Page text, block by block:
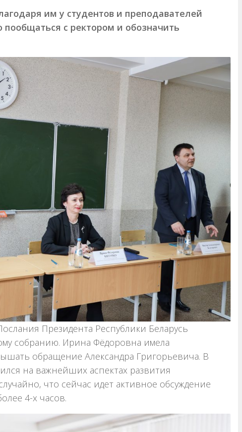
им у студентов и преподавателей
с ректором и обозначить
Президента Республики Беларусь
собранию. Ирина Фёдоровна имела
обращение Александра Григорьевича. В
на важнейших аспектах развития
что сейчас идет активное обсуждение
4-х часов.